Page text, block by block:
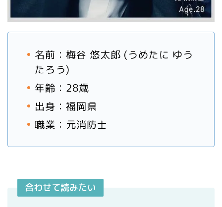
名前：梅谷 悠太郎 (うめたに ゆう
たろう)
年齢：28歳
出身：福岡県
職業：元消防士
合わせて読みたい